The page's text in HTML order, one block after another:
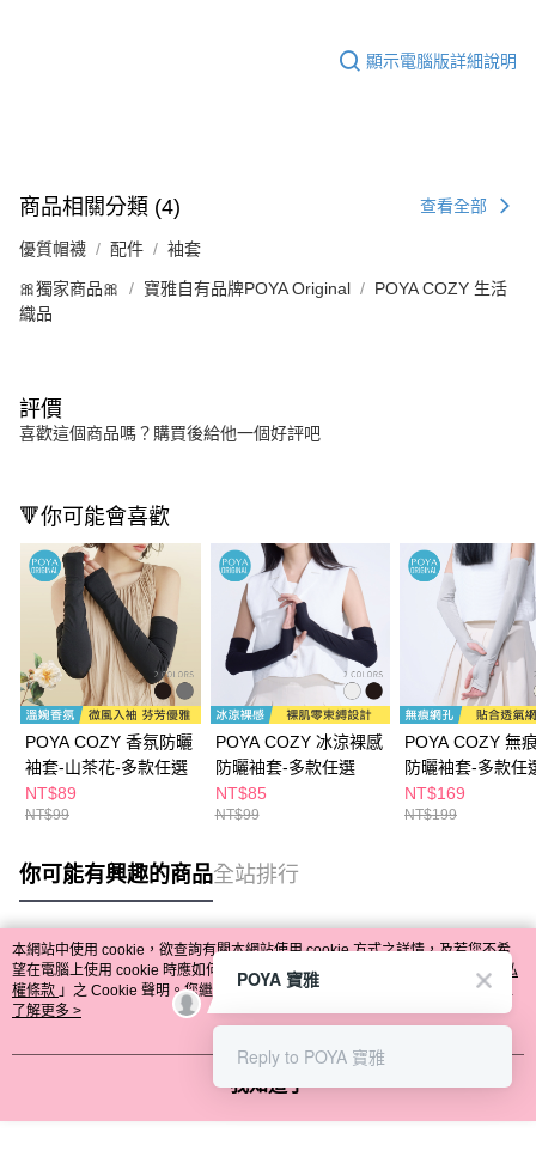
顯示電腦版詳細說明
商品相關分類 (4) 查看全部
優質帽襪 配件 袖套
🎀獨家商品🎀 寶雅自有品牌POYA Original
POYA COZY 生活
織品
評價
喜歡這個商品嗎？購買後給他一個好評吧
🔻你可能會喜歡
POYA COZY 香氛防曬
袖套-山茶花-多款任選
NT$89
NT$99
POYA COZY 冰涼裸感
防曬袖套-多款任選
NT$85
NT$99
POYA COZY 無
防曬袖套-多款任
NT$169
NT$199
你可能有興趣的商品全站排行
熱門標籤
本網站中使用 cookie，欲查詢有關本網站使用 cookie 方式之詳情，及若您不希
望在電腦上使用 cookie 時應如何變更電腦的 cookie 設定，請參閱本網站「 隱私
權條款 」之 Cookie 聲明。您繼續使用本網站即表示您同意本公司得按本網站使
用條款之 Cookie 聲明使用 cookie。
了解更多 >
我知道了
POYA 寶雅
Reply to POYA 寶雅